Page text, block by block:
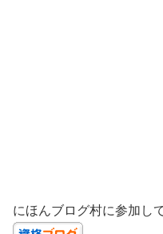
にほんブログ村に参加し